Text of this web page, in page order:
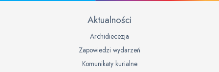
Aktualności
Archidiecezja
Zapowiedzi wydarzeń
Komunikaty kurialne